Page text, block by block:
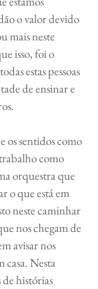
o valor devido
mais neste
isso, foi o
estas pessoas
de ensinar e
os sentidos como
como
orquestra que
o que está em
neste caminhar
nos chegam de
avisar nos
casa. Nesta
histórias